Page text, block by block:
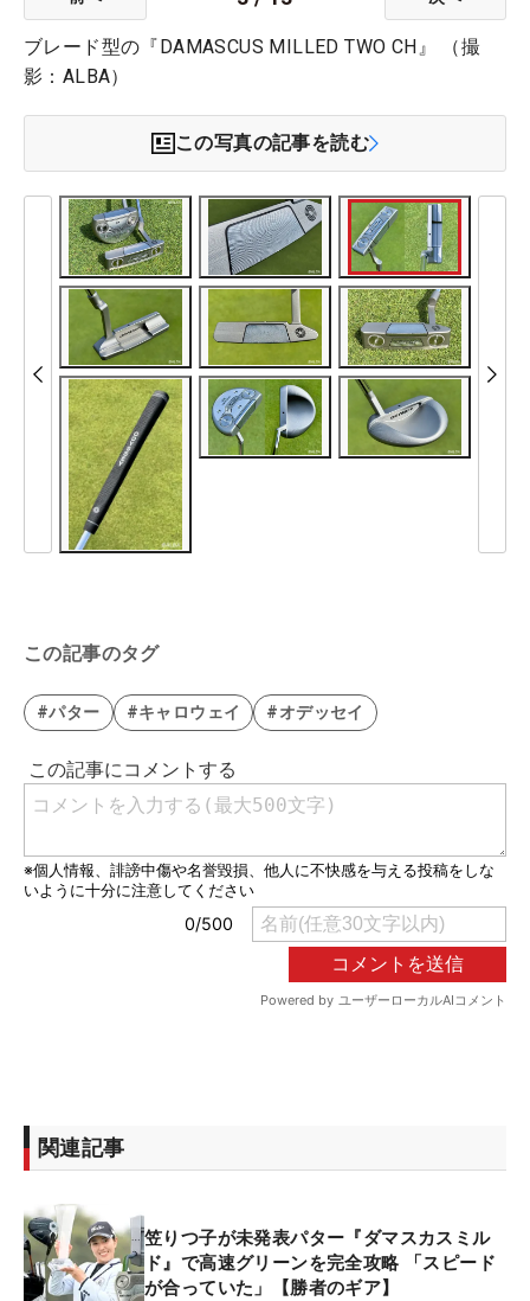
ブレード型の『DAMASCUS MILLED TWO CH』 （撮
影：ALBA）
この写真の記事を読む
この記事のタグ
#パター #キャロウェイ #オデッセイ
関連記事
笠りつ子が未発表パター『ダマスカスミル
ド』で高速グリーンを完全攻略 「スピード
が合っていた」【勝者のギア】